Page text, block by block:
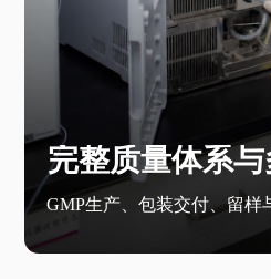
GMP生产、包装交付、留
完整质量体系